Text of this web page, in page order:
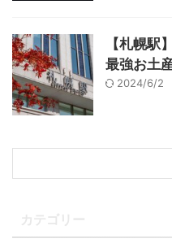
【札幌駅
最強お土
2024/6/2